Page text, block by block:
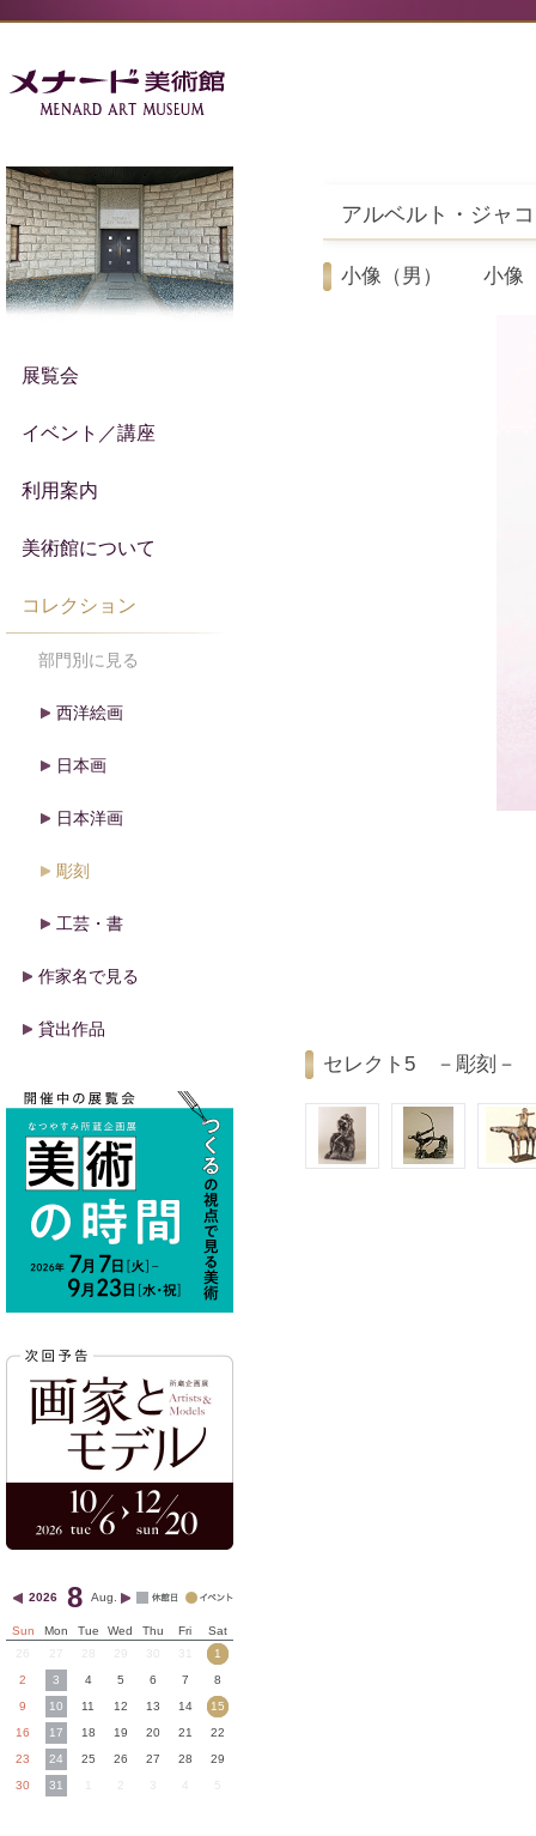
アルベルト・ジャ
小像（男） 小像
セレクト5 －彫刻－
展覧会
イベント／講座
利用案内
美術館について
コレクション
部門別に見る
西洋絵画
日本画
日本洋画
彫刻
工芸・書
作家名で見る
貸出作品
2026 8 Aug.
Sun Mon Tue Wed Thu Fri
Sat
27 29 30 31
1
2
3 4 5 6 7
8
9
10 11 12 13 14
15
16
17 18 19 20 21
22
23
24 25 26 27 28
29
30
31 3 4 5